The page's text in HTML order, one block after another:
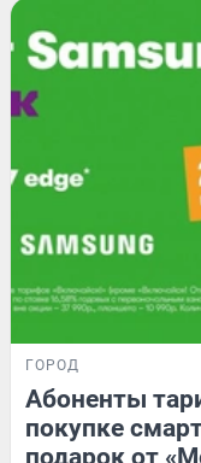
ГОРОД
Абоненты
покупке
подарок от